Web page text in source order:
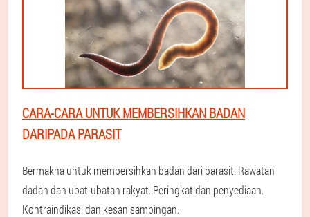
CARA-CARA UNTUK MEMBERSIHKAN BADAN
DARIPADA PARASIT
Bermakna untuk membersihkan badan dari parasit. Rawatan
dadah dan ubat-ubatan rakyat. Peringkat dan penyediaan.
Kontraindikasi dan kesan sampingan.